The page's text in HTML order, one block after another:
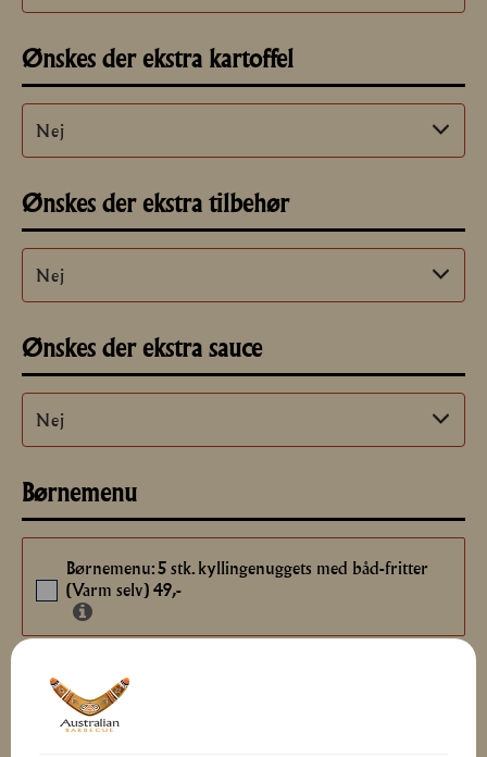
Ønskes der ekstra kartoffel
Ønskes der ekstra tilbehør
Ønskes der ekstra sauce
Børnemenu
Børnemenu: 5 stk. kyllingenuggets med båd-fritter
(Varm selv) 49,-
Total